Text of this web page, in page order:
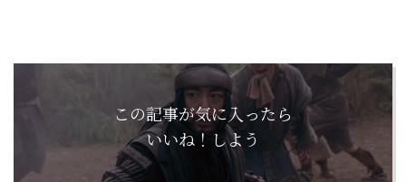
この記事が気に入ったら
いいね！しよう